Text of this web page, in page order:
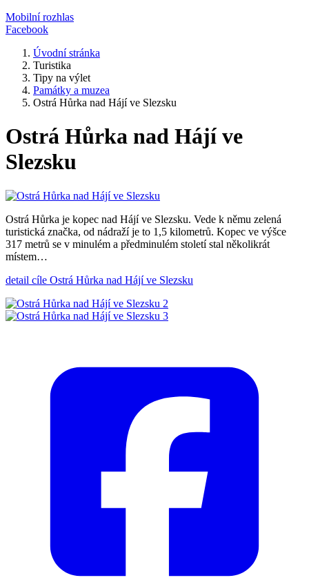
Mobilní rozhlas
Facebook
Úvodní stránka
Turistika
Tipy na výlet
Památky a muzea
Ostrá Hůrka nad Hájí ve Slezsku
Ostrá Hůrka nad Hájí ve
Slezsku
Ostrá Hůrka je kopec nad Hájí ve Slezsku. Vede k němu zelená
turistická značka, od nádraží je to 1,5 kilometrů. Kopec ve výšce
317 metrů se v minulém a předminulém století stal několikrát
místem…
detail cíle Ostrá Hůrka nad Hájí ve Slezsku